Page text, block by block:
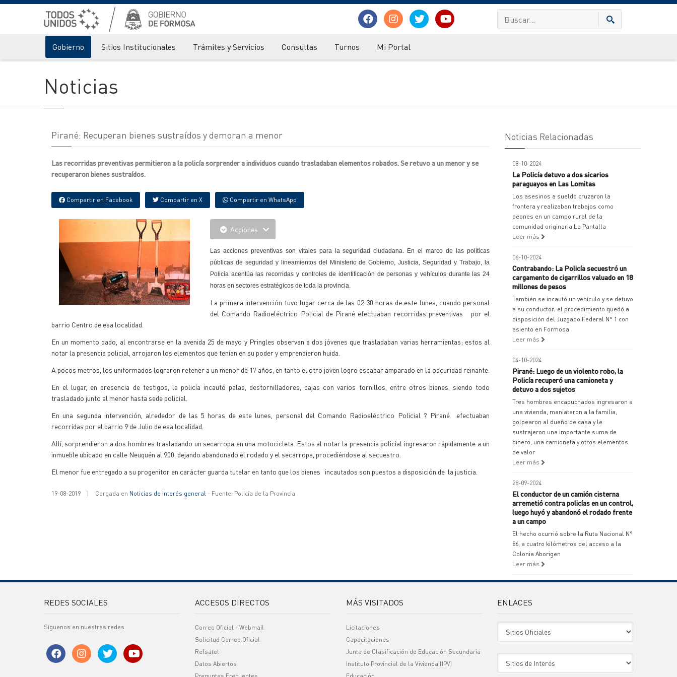
Gobierno Sitios Institucionales Trámites y Servicios Consultas Turnos Mi Portal
Noticias
Pirané: Recuperan bienes sustraídos y demoran a menor
Las recorridas preventivas permitieron a la policía sorprender a individuos cuando trasladaban elementos robados. Se retuvo a un menor y se
recuperaron bienes sustraídos.
Compartir en Facebook Compartir en X Compartir en WhatsApp
Acciones
Las acciones preventivas son vitales para la seguridad ciudadana. En el marco de las políticas
públicas de seguridad y lineamientos del Ministerio de Gobierno, Justicia, Seguridad y Trabajo, la
Policía acentúa las recorridas y controles de identificación de personas y vehículos durante las 24
horas en sectores estratégicos de toda la provincia.
La primera intervención tuvo lugar cerca de las 02:30 horas de este lunes, cuando personal
del Comando Radioeléctrico Policial de Pirané efectuaban recorridas preventivas por el
barrio Centro de esa localidad.
En un momento dado, al encontrarse en la avenida 25 de mayo y Pringles observan a dos jóvenes que trasladaban varias herramientas; estos al
notar la presencia policial, arrojaron los elementos que tenían en su poder y emprendieron huida.
A pocos metros, los uniformados lograron retener a un menor de 17 años, en tanto el otro joven logro escapar amparado en la oscuridad reinante.
En el lugar, en presencia de testigos, la policía incautó palas, destornilladores, cajas con varios tornillos, entre otros bienes, siendo todo
trasladado junto al menor hasta sede policial.
En una segunda intervención, alrededor de las 5 horas de este lunes, personal del Comando Radioeléctrico Policial ? Pirané efectuaban
recorridas por el barrio 9 de Julio de esa localidad.
Allí, sorprendieron a dos hombres trasladando un secarropa en una motocicleta. Estos al notar la presencia policial ingresaron rápidamente a un
inmueble ubicado en calle Neuquén al 900, dejando abandonado el rodado y el secarropa, procediéndose al secuestro.
El menor fue entregado a su progenitor en carácter guarda tutelar en tanto que los bienes incautados son puestos a disposición de la justicia.
19-08-2019 | Cargada en Noticias de interés general - Fuente: Policía de la Provincia
Noticias Relacionadas
08-10-2024
La Policía detuvo a dos sicarios
paraguayos en Las Lomitas
Los asesinos a sueldo cruzaron la
frontera y realizaban trabajos como
peones en un campo rural de la
comunidad originaria La Pantalla
Leer más
06-10-2024
Contrabando: La Policía secuestró un
cargamento de cigarrillos valuado en 18
millones de pesos
También se incautó un vehículo y se detuvo
a su conductor; el procedimiento quedó a
disposición del Juzgado Federal N° 1 con
asiento en Formosa
Leer más
04-10-2024
Pirané: Luego de un violento robo, la
Policía recuperó una camioneta y
detuvo a dos sujetos
Tres hombres encapuchados ingresaron a
una vivienda, maniataron a la familia,
golpearon al dueño de casa y le
sustrajeron una importante suma de
dinero, una camioneta y otros elementos
de valor
Leer más
28-09-2024
El conductor de un camión cisterna
arremetió contra policías en un control,
luego huyó y abandonó el rodado frente
a un campo
El hecho ocurrió sobre la Ruta Nacional N°
86, a cuatro kilómetros del acceso a la
Colonia Aborigen
Leer más
REDES SOCIALES
Síguenos en nuestras redes
ACCESOS DIRECTOS
Correo Oficial - Webmail
Solicitud Correo Oficial
Refsatel
Datos Abiertos
MÁS VISITADOS
Licitaciones
Capacitaciones
Junta de Clasificación de Educación Secundaria
Instituto Provincial de la Vivienda (IPV)
ENLACES